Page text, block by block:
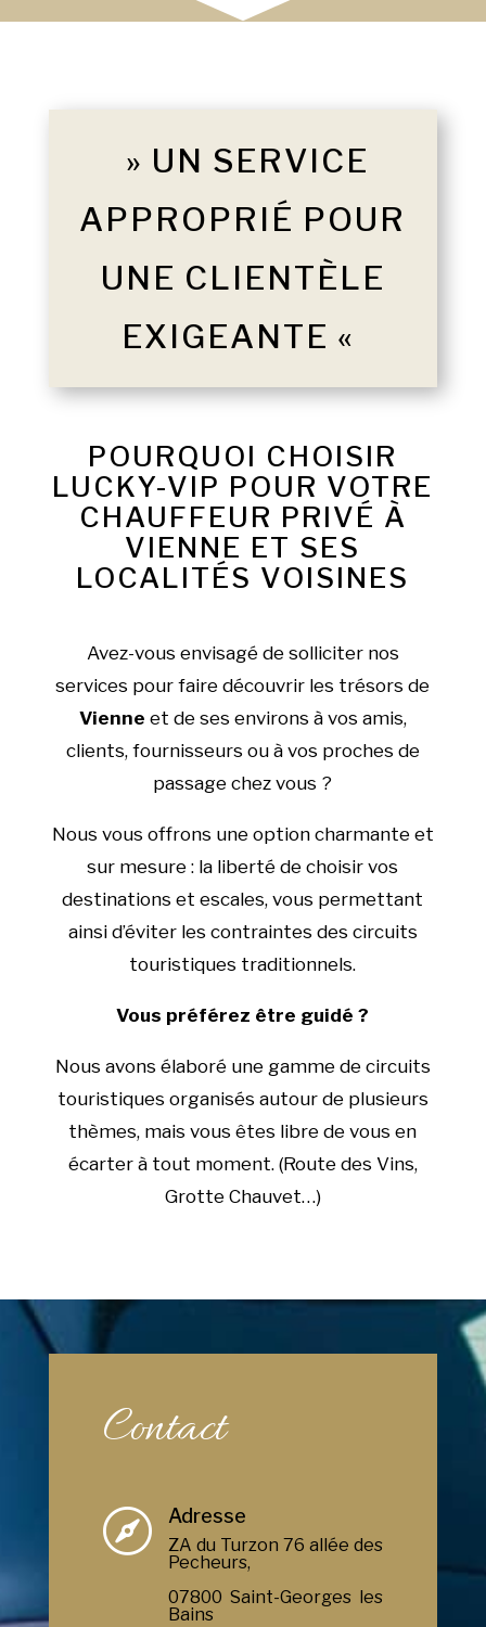
» UN SERVICE
APPROPRIÉ POUR
UNE CLIENTÈLE
EXIGEANTE «
POURQUOI CHOISIR
LUCKY-VIP POUR VOTRE
CHAUFFEUR PRIVÉ À
VIENNE ET SES
LOCALITÉS VOISINES
Avez-vous envisagé de solliciter nos
services pour faire découvrir les trésors de
Vienne et de ses environs à vos amis,
clients, fournisseurs ou à vos proches de
passage chez vous ?
Nous vous offrons une option charmante et
sur mesure : la liberté de choisir vos
destinations et escales, vous permettant
ainsi d’éviter les contraintes des circuits
touristiques traditionnels.
Vous préférez être guidé ?
Nous avons élaboré une gamme de circuits
touristiques organisés autour de plusieurs
thèmes, mais vous êtes libre de vous en
écarter à tout moment. (Route des Vins,
Grotte Chauvet…)
Contact
 Adresse
ZA du Turzon 76 allée des
Pecheurs,
07800 Saint-Georges les
Bains